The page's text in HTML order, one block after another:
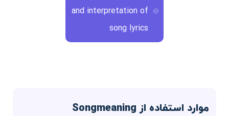
and interpretation of
song lyrics
موارد استفاده از Songmeaning